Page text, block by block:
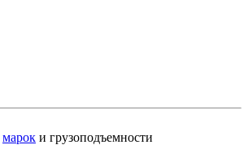
марок и грузоподъемности